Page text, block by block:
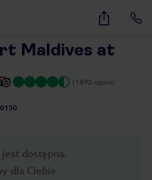
43
Maldives at
(1890 opinii)
dostępna.
dla Ciebie